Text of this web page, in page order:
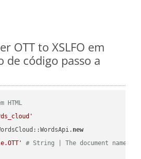
OTT to XSLFO em
de código passo a
HTML
new
# String | The document name.